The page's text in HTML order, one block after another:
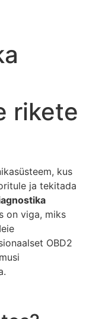
rikete
kus
ja tekitada
on viga, miks
OBD2